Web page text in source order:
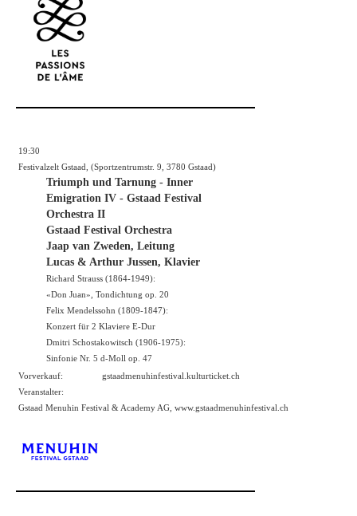
19:30
Festivalzelt Gstaad, (Sportzentrumstr. 9, 3780 Gstaad)
Triumph und Tarnung - Inner
Emigration IV - Gstaad Festival
Orchestra II
Gstaad Festival Orchestra
Jaap van Zweden, Leitung
Lucas & Arthur Jussen, Klavier
Richard Strauss (1864-1949):
«Don Juan», Tondichtung op. 20
Felix Mendelssohn (1809-1847):
Konzert für 2 Klaviere E-Dur
Dmitri Schostakowitsch (1906-1975):
Sinfonie Nr. 5 d-Moll op. 47
Vorverkauf:
gstaadmenuhinfestival.kulturticket.ch
Veranstalter:
Gstaad Menuhin Festival & Academy AG, www.gstaadmenuhinfestival.ch